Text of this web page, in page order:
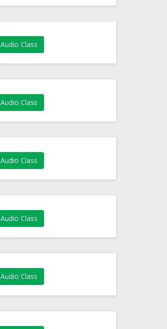
Audio Class
Audio Class
Audio Class
Audio Class
Audio Class